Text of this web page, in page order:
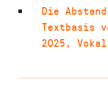
Die
Textbasis
2025,